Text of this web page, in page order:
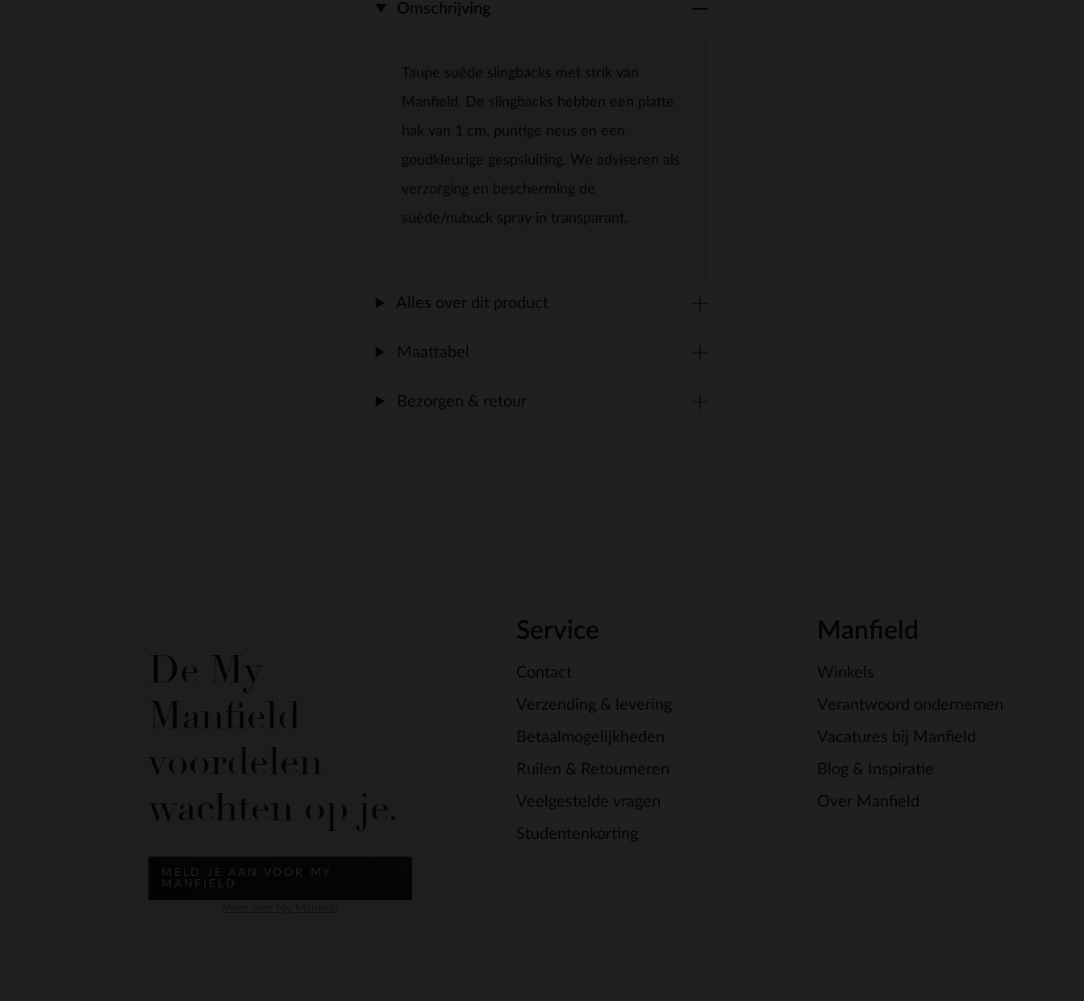
Omschrijving
Taupe suède slingbacks met strik van
Manfield. De slingbacks hebben een platte
hak van 1 cm, puntige neus en een
goudkleurige gespsluiting. We adviseren als
verzorging en bescherming de
suède/nubuck spray in transparant.
Alles over dit product
Maattabel
Bezorgen & retour
De My
Manfield
voordelen
wachten op je.
MELD JE AAN VOOR MY
MANFIELD
Service
Contact
Verzending & levering
Betaalmogelijkheden
Ruilen & Retourneren
Veelgestelde vragen
Studentenkorting
Manfield
Winkels
Verantwoord ondernemen
Vacatures bij Manfield
Blog & Inspiratie
Over Manfield